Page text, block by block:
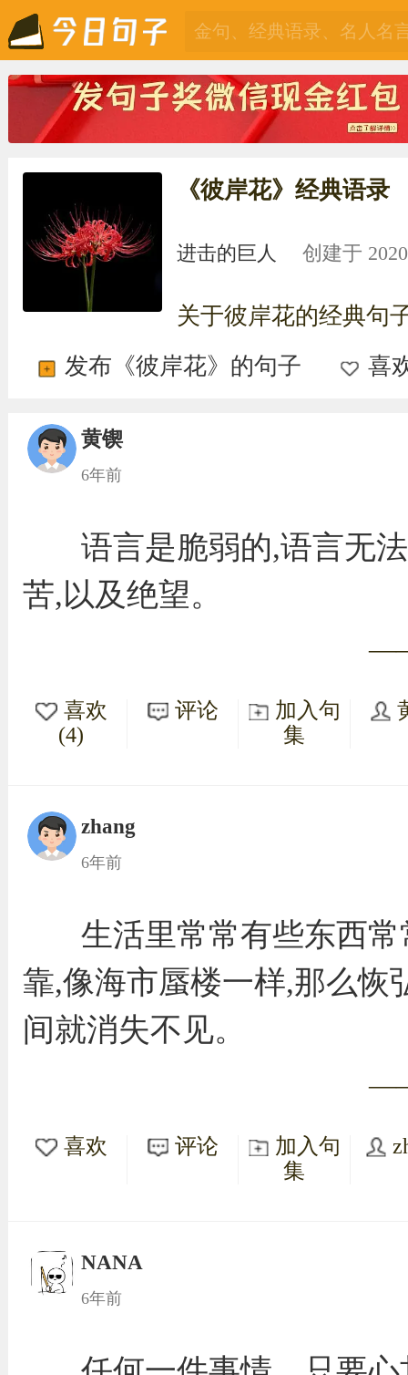
《彼岸花》经典语录
进击的巨人 创建于
关于彼岸花的经典句
发布《彼岸花》的句子
喜
黄锲
6年前
语言是脆弱的,语言无
苦,以及绝望。
喜欢
(4)
评论
加入句
集
zhang
6年前
生活里常常有些东西
靠,像海市蜃楼一样,那么恢
间就消失不见。
喜欢 评论
加入句
集
NANA
6年前